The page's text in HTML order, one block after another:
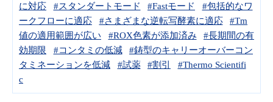
に対応
#スタンダートモード #Fastモード
#包括的なワ
ークフローに適応
#さまざまな逆転写酵素に適応
#Tm
値の適用範囲が広い
#ROX色素が添加済み
#長期間の有
効期限
#コンタミの低減
#鋳型のキャリーオーバーコン
タミネーションを低減
#試薬 #割引
#Thermo Scientifi
c